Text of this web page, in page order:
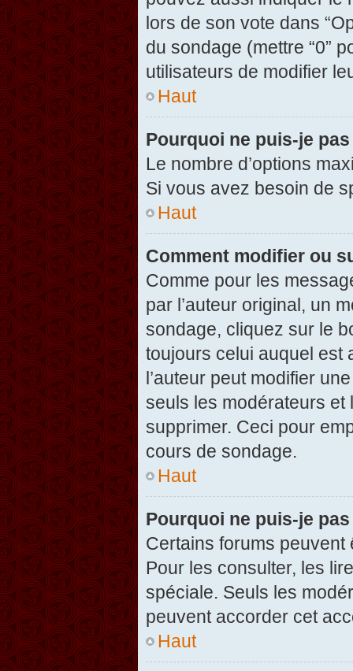
lors de son vote dans
du sondage (mettre “0”
utilisateurs de modifier
Haut
Pourquoi ne puis-je
Le nombre d’options
Si vous avez besoin de
Haut
Comment modifier ou
Comme pour les
par l’auteur original, un
sondage, cliquez sur le
toujours celui auquel est
l’auteur peut modifier
seuls les modérateurs et
supprimer. Ceci pour
cours de sondage.
Haut
Pourquoi ne puis-je
Certains forums
Pour les consulter, les
spéciale. Seuls les
peuvent accorder cet
Haut